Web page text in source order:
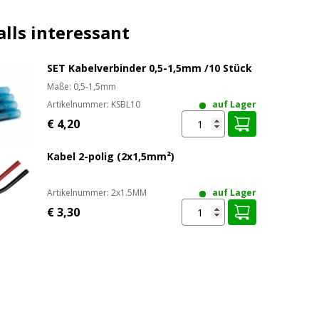
interessant
SET Kabelverbinder 0,5-1,5mm /10 Stück
Maße: 0,5-1,5mm
Artikelnummer: KSBL10 auf Lager
€ 4,20
Kabel 2-polig (2x1,5mm²)
Artikelnummer: 2x1.5MM auf Lager
€ 3,30